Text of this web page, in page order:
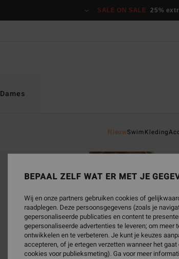
SALE ON SALE 25%
Dames
NieuwSwimKleding
BEPAAL ZELF WAT ER MET JE
Wij en onze partners gebruiken cookies of
raadplegen. Deze persoonsgegevens (zoals je
gepersonaliseerde publicaties en content te
gepersonaliseerde advertenties te leveren; om
ontwikkelen en te verbeteren. Je kunt je keuzes
accepteren, of je ertegen verzetten wanneer het
cookies voor publieksmeting). Ga voor meer